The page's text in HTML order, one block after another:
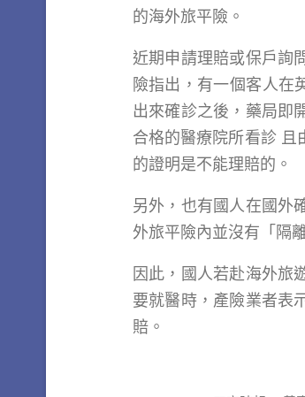
的海外旅平險。
近期申請理賠或保戶詢
險指出，有一個客人在
出來確診之後，藥局即
合格的醫療院所看診 且
的證明是不能理賠的。
另外，也有國人在國外
外旅平險內並沒有「隔
因此，國人若赴海外旅
要就醫時，產險業者表
賠。